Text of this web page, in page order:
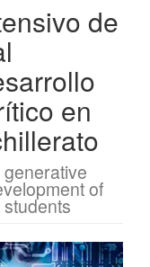
de
en
of